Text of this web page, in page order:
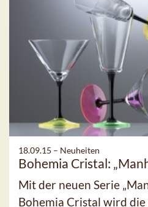
18.09.15 – Neuheiten
Bohemia Cristal:
Mit der neuen Serie
Bohemia Cristal wird